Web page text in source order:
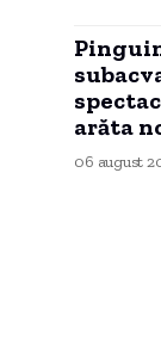
arăta
06 august